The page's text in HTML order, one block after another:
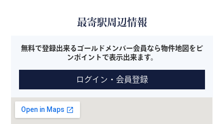
最寄駅周辺情報
無料で登録出来るゴールドメンバー会員なら物件地図をピ
ンポイントで表示出来ます。
ログイン・会員登録
※本サービスはGoogle MAPを使用した現地の目安であり、必ず
しも現地とは限りません。また、表示されない場合もございま
す。